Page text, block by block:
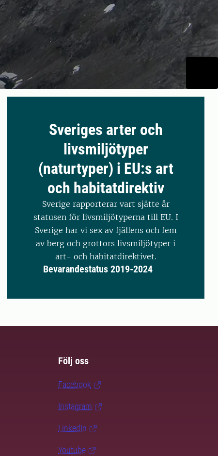
Sveriges arter och
livsmiljötyper
(naturtyper) i EU:s art
och habitatdirektiv
Sverige rapporterar vart sjätte år
statusen för livsmiljötyperna till EU. I
Sverige har vi sex av fjällens och fem
av berg och grottors livsmiljötyper i
art- och habitatdirektivet.
Bevarandestatus 2019-2024
Följ oss
Facebook
Instagram
LinkedIn
Youtube